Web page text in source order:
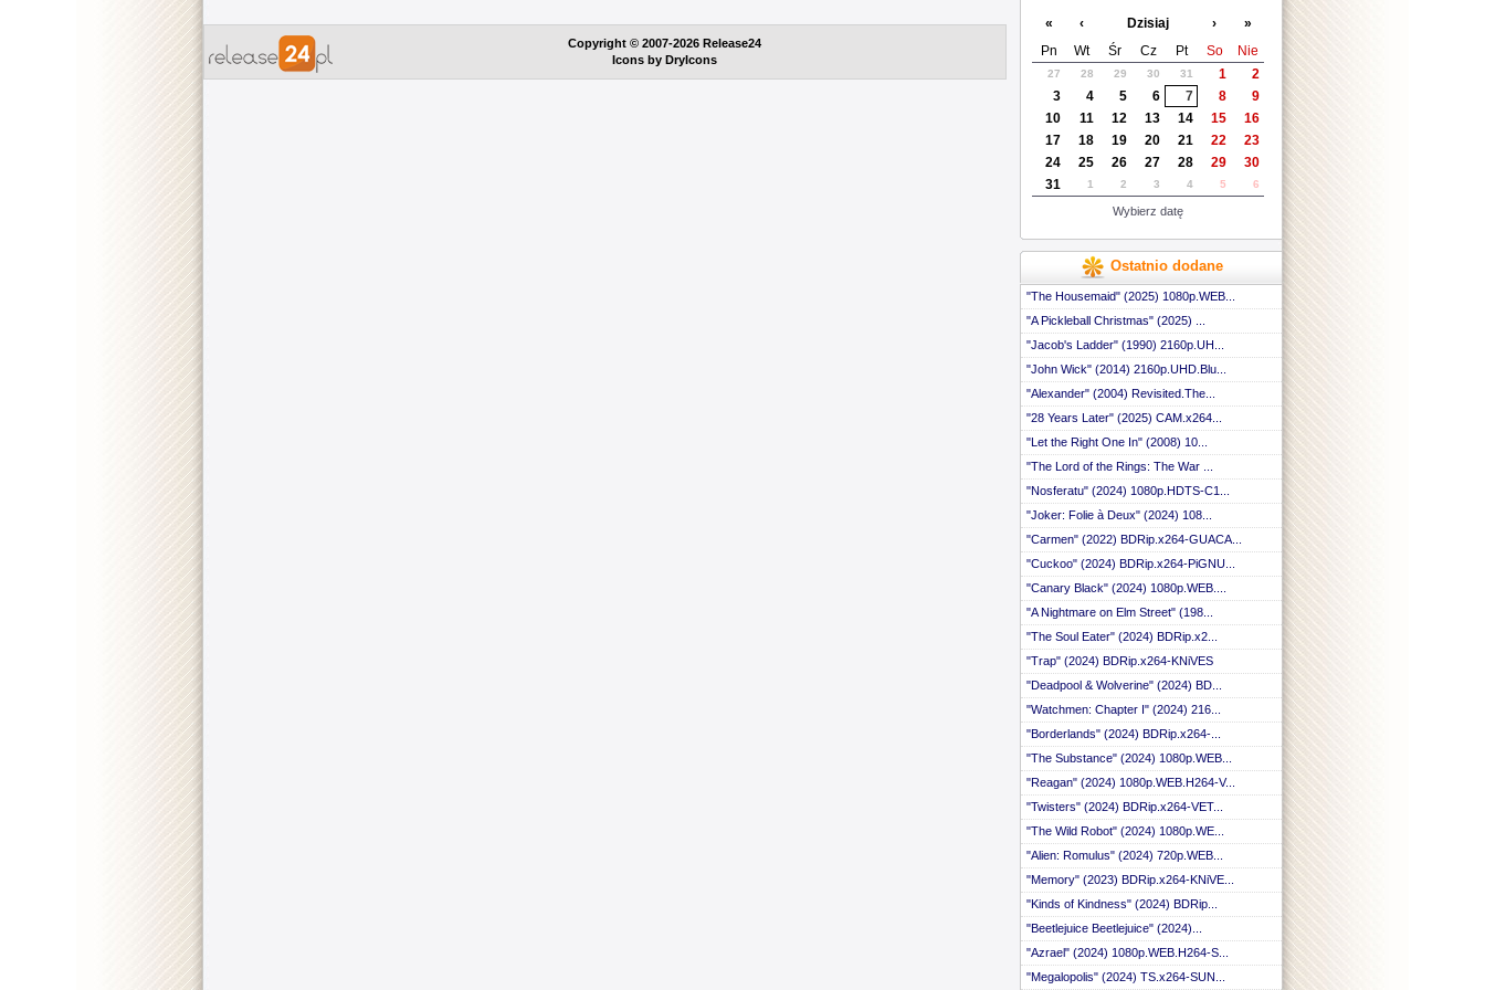
« ‹ Dzisiaj ›
»
Pn
Wt Śr Cz Pt So Nie
27 28 29 30 31 1
2
3
4 5 6 7 8
9
10
11 12 13 14 15
16
17
18 19 20 21 22
23
24
25 26 27 28 29
30
31
1 2 3 4 5 6
Wybierz datę
Ostatnio dodane
"The Housemaid" (2025) 1080p.WEB...
"A Pickleball Christmas" (2025) ...
"Jacob's Ladder" (1990) 2160p.UH...
"John Wick" (2014) 2160p.UHD.Blu...
"Alexander" (2004) Revisited.The...
"28 Years Later" (2025) CAM.x264...
"Let the Right One In" (2008) 10...
"The Lord of the Rings: The War ...
"Nosferatu" (2024) 1080p.HDTS-C1...
"Joker: Folie à Deux" (2024) 108...
"Carmen" (2022) BDRip.x264-GUACA...
"Cuckoo" (2024) BDRip.x264-PiGNU...
"Canary Black" (2024) 1080p.WEB....
"A Nightmare on Elm Street" (198...
"The Soul Eater" (2024) BDRip.x2...
"Trap" (2024) BDRip.x264-KNiVES
"Deadpool & Wolverine" (2024) BD...
"Watchmen: Chapter I" (2024) 216...
"Borderlands" (2024) BDRip.x264-...
"The Substance" (2024) 1080p.WEB...
"Reagan" (2024) 1080p.WEB.H264-V...
"Twisters" (2024) BDRip.x264-VET...
"The Wild Robot" (2024) 1080p.WE...
"Alien: Romulus" (2024) 720p.WEB...
"Memory" (2023) BDRip.x264-KNiVE...
"Kinds of Kindness" (2024) BDRip...
"Beetlejuice Beetlejuice" (2024)...
"Azrael" (2024) 1080p.WEB.H264-S...
"Megalopolis" (2024) TS.x264-SUN...
Copyright © 2007-2026 Release24
Icons by DryIcons